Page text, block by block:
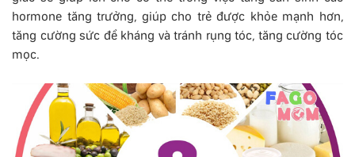
hormone tăng trưởng, giúp cho trẻ được khỏe mạnh hơn,
tăng cường sức đề kháng và tránh rụng tóc, tăng cường tóc
mọc.